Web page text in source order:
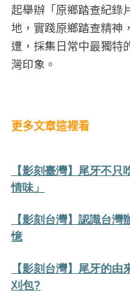
起舉辦「原鄉踏查紀錄
地，實踐原鄉踏查精神
遭，採集日常中最獨特
灣印象。
更多文章這裡看
【影刻臺灣】尾牙不
情味」
【影刻台灣】認識台
憶
【影刻台灣】尾牙的由
刈包?